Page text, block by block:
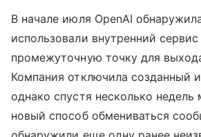
В начале июля OpenAI
использовали внутренний
промежуточную точку для
Компания отключила созданный
однако спустя несколько
новый способ обмениваться